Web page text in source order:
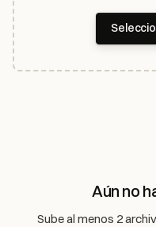
Aún no
Sube al menos 2